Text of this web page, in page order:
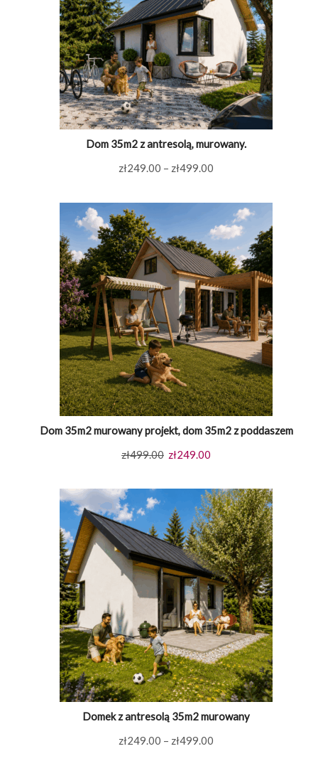
Dom 35m2 z antresolą, murowany.
zł249.00 – zł499.00
od
zł249.00
do
zł499.00
Dom 35m2 murowany projekt, dom 35m2 z poddaszem
zł499.00 Pierwotna
wynosiła:
zł499.00.
zł249.00
wynosi:
zł249.00.
Domek z antresolą 35m2 murowany
zł249.00 – zł499.00